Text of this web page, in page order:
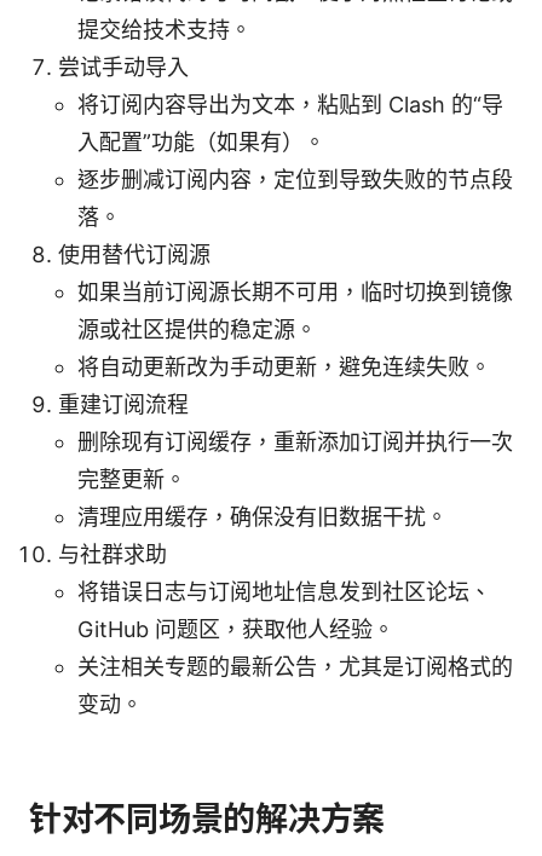
提交给技术支持。
尝试手动导入
将订阅内容导出为文本，粘贴到 Clash 的“导
入配置”功能（如果有）。
逐步删减订阅内容，定位到导致失败的节点段
落。
使用替代订阅源
如果当前订阅源长期不可用，临时切换到镜像
源或社区提供的稳定源。
将自动更新改为手动更新，避免连续失败。
重建订阅流程
删除现有订阅缓存，重新添加订阅并执行一次
完整更新。
清理应用缓存，确保没有旧数据干扰。
与社群求助
将错误日志与订阅地址信息发到社区论坛、
GitHub 问题区，获取他人经验。
关注相关专题的最新公告，尤其是订阅格式的
变动。
针对不同场景的解决方案